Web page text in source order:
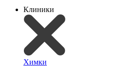
Клиники
Химки